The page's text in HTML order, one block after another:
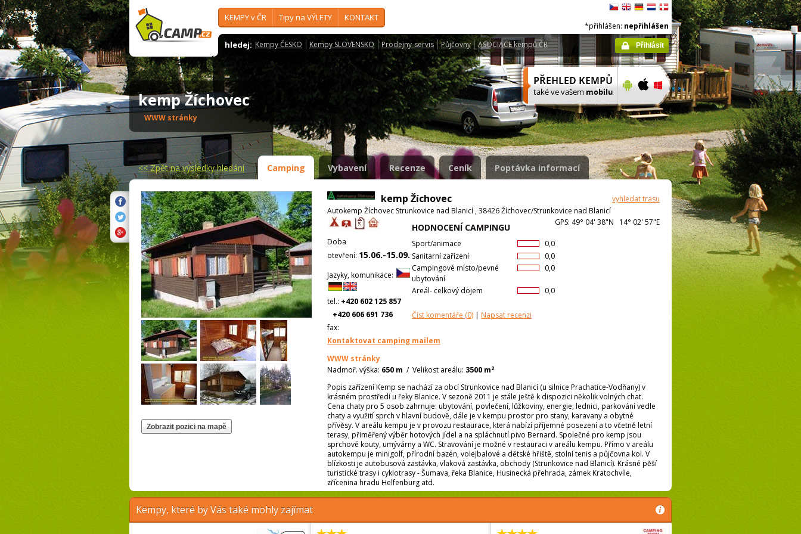
KEMPY v ČR Tipy na VÝLETY KONTAKT
hledej: Kempy ČESKO Kempy SLOVENSKO Prodejny-servis Půjčovny ASOCIACE kempů ČR
*přihlášen: nepřihlášen
Přihlásit
kemp Žíchovec
WWW stránky
<<Zpět na výsledky hledání Camping Vybavení Recenze Ceník Poptávka informací
kemp Žíchovec
vyhledat trasu
Autokemp Žíchovec Strunkovice nad Blanicí , 38426 Žíchovec/Strunkovice nad Blanicí
GPS: 49° 04' 38"N 14° 02' 57"E
HODNOCENÍ CAMPINGU
0,0
Sport/animace
0,0
Sanitarní zařízení
0,0
Campingové místo/pevné
ubytování
0,0
Areál- celkový dojem
Číst komentáře (0) | Napsat recenzi
Doba
otevření: 15.06.-15.09.
Jazyky, komunikace:
tel.: +420 602 125 857
+420 606 691 736
fax:
Kontaktovat camping mailem
WWW stránky
Nadmoř. výška: 650 m / Velikost areálu: 3500 m2
Popis zařízení Kemp se nachází za obcí Strunkovice nad Blanicí (u silnice Prachatice-Vodňany) v
krásném prostředí u řeky Blanice. V sezoně 2011 je stále ještě k dispozici několik volných chat.
Cena chaty pro 5 osob zahrnuje: ubytování, povlečení, lůžkoviny, energie, lednici, parkování vedle
chaty a využití sprch v hlavní budově, dále je v kempu prostor pro stany, karavany a obytné
přívěsy. V areálu kempu je v provozu restaurace, která nabízí příjemné posezení a to včetně letní
terasy, přiměřený výběr hotových jídel a na spláchnutí pivo Bernard. Společné pro kemp jsou
sprchové kouty, umývárny a WC. Stravování je možné v restauraci v areálu kempu. Přímo v areálu
autokempu je minigolf, přírodní bazén, volejbalové a dětské hřiště, stolní tenis a půjčovna kol. V
blízkosti je autobusová zastávka, vlaková zastávka, obchody (Strunkovice nad Blanicí). Krásné pěší
turistické trasy i cyklotrasy - Šumava, řeka Blanice, Husinecká přehrada, zámek Kratochvíle,
zřícenina hradu Helfenburg atd.
Kempy, které by Vás také mohly zajímat